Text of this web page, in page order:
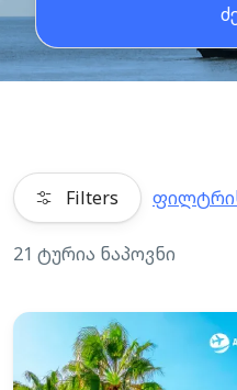
Filters
21 ტურია ნაპოვნი